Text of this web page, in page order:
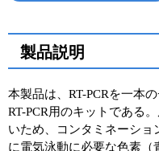
製品説明
本製品は、RT-PCRを一本
RT-PCR用のキットである
いため、コンタミネーショ
に電気泳動に必要な色素